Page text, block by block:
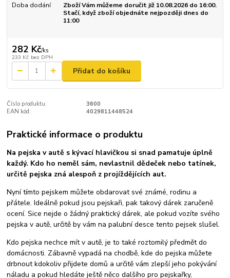
Doba dodání
Zboží Vám můžeme doručit již 10.08.2026 do 16:00.
Stačí, když zboží objednáte nejpozději dnes do
11:00
282 Kč/ks
233 Kč bez DPH
Přidat do košíku
Číslo produktu:
3600
EAN kód:
4029811448524
Praktické informace o produktu
Na pejska v autě s kývací hlavičkou si snad pamatuje úplně
každý. Kdo ho neměl sám, nevlastnil dědeček nebo tatínek,
určitě pejska zná alespoň z projíždějících aut.
Nyní tímto pejskem můžete obdarovat své známé, rodinu a
přátele. Ideálně pokud jsou pejskaři, pak takový dárek zaručeně
ocení. Sice nejde o žádný praktický dárek, ale pokud vozíte svého
pejska v autě, určitě by vám na palubní desce tento pejsek slušel.
Kdo pejska nechce mít v autě, je to také roztomilý předmět do
domácnosti. Zábavně vypadá na chodbě, kde do pejska můžete
drbnout kdokoliv přijdete domů a určitě vám zlepší jeho pokývání
náladu a pokud hledáte ještě něco dalšího pro pejskařky,